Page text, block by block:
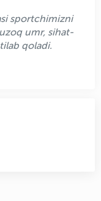
sportchimizni
umr, sihat-
qoladi.